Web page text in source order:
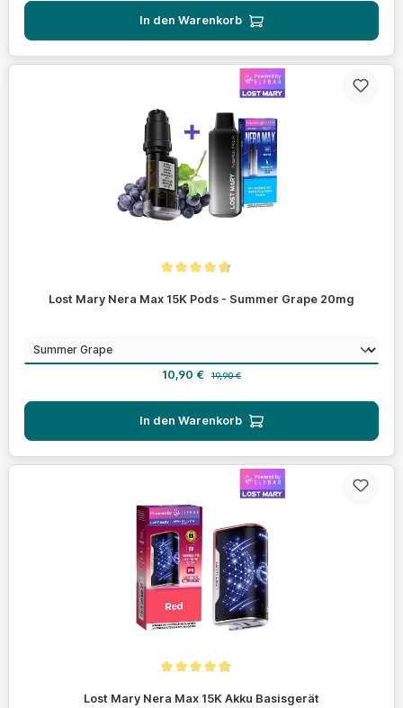
In den Warenkorb
Lost Mary Nera Max 15K Pods - Summer Grape 20mg
Geschmackauswählen
Verkaufspreis:
10,90 € 19,90 €
In den Warenkorb
Lost Mary Nera Max 15K Akku Basisgerät